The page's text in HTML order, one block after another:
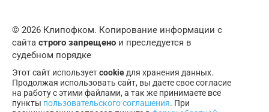
© 2026 Клипофком. Копирование информации с
сайта строго запрещено и преследуется в
судебном порядке
Этот сайт используетcookie для хранения данных.
Продолжая использовать сайт, вы даете свое согласие
на работу с этими файлами, а так же принимаете все
пункты пользовательского соглашения. При